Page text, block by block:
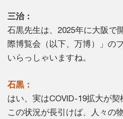
三治：
石黒先生は、2025年に大阪で
際博覧会（以下、万博）」の
いらっしゃいますね。
石黒：
はい、実はCOVID-19拡大が
この状況が長引けば、人々の